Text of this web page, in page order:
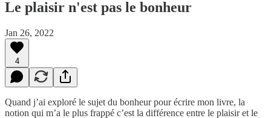
Le plaisir n'est pas le bonheur
Jan 26, 2022
4
Quand j’ai exploré le sujet du bonheur pour écrire mon livre, la
notion qui m’a le plus frappé c’est la différence entre le plaisir et le